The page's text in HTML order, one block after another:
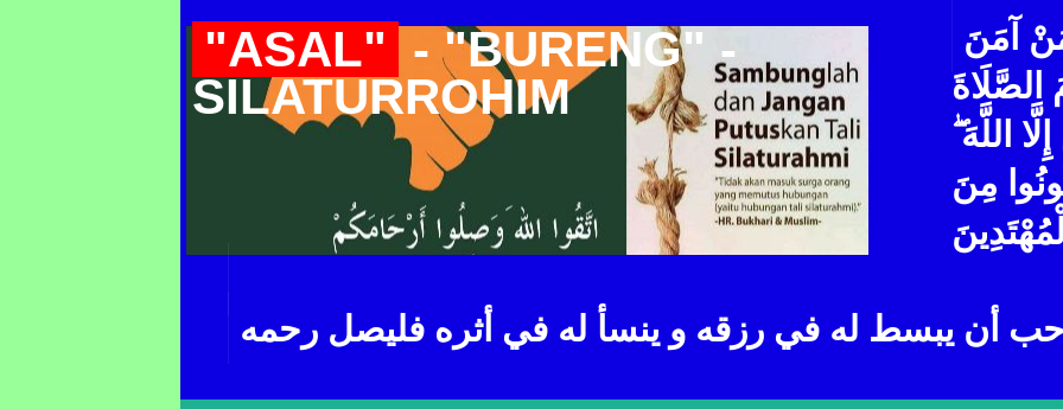
"ASAL" - "BURENG" -
SILATURROHIM
آمَنَ
الصَّلَاةَ
اللَّهَ
مِنَ
أن يبسط له في رزقه و ينسأ له في أثره فليصل رحمه